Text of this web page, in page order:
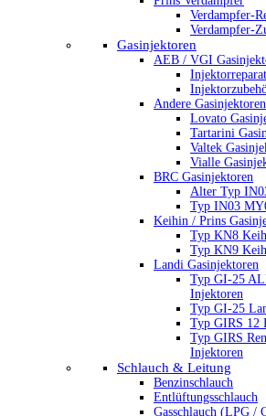
Verdampfer-
Verdampfer-
Gasinjektoren
AEB / VGI
Andere Gasinjektoren
Lovato
Tartarini
Valtek
Vialle
BRC Gasinjektoren
Alter Typ
Typ IN03
Keihin / Prins
Typ KN8
Typ KN9
Landi Gasinjektoren
Typ GI-25
Injektoren
Typ GI-25
Typ GIRS 12
Typ GIRS
Injektoren
Schlauch & Leitung
Benzinschlauch
Entlüftungsschlauch
Gasschlauch (LPG /